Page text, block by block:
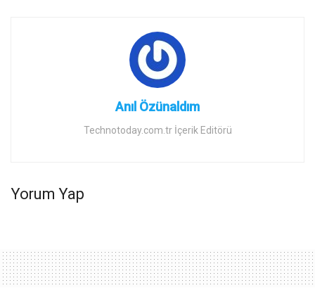
Anıl Özünaldım
Technotoday.com.tr İçerik Editörü
Yorum Yap